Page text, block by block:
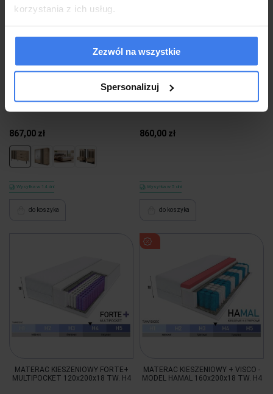
korzystania z ich usług.
Zezwól na wszystkie
Spersonalizuj
Komoda TALLY (B) 138 d3s dąb
867,00 zł
Wysyłka w 14 dni
do koszyka
MATERAC KIESZENIOWY -
STANDARD MULTIPOCKET -
120x200x16 TW. H4
860,00 zł
Wysyłka w 5 dni
do koszyka
MATERAC KIESZENIOWY FORTE+
MULTIPOCKET 120x200x18 TW. H4
MATERAC KIESZENIOWY + VISCO -
MODEL HAMAL 160x200x18 TW. H4